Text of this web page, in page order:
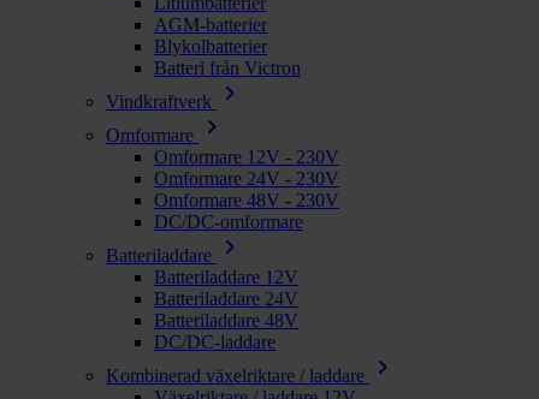
AGM-batterier
Blykolbatterier
Batteri från Victron
Vindkraftverk
chevron_right
Omformare chevron_right
Omformare 12V - 230V
Omformare 24V - 230V
Omformare 48V - 230V
DC/DC-omformare
Batteriladdare
chevron_right
Batteriladdare 12V
Batteriladdare 24V
Batteriladdare 48V
DC/DC-laddare
Kombinerad växelriktare / laddare
chevron_right